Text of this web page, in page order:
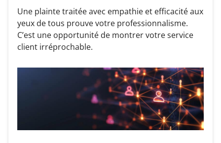
Une plainte traitée avec empathie et efficacité aux
yeux de tous prouve votre professionnalisme.
C’est une opportunité de montrer votre service
client irréprochable.